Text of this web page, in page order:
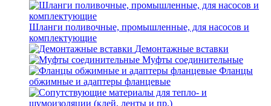
Шланги поливочные, промышленные, для насосов и
комплектующие
Демонтажные вставки
Муфты соединительные
Фланцы
обжимные и адаптеры фланцевые